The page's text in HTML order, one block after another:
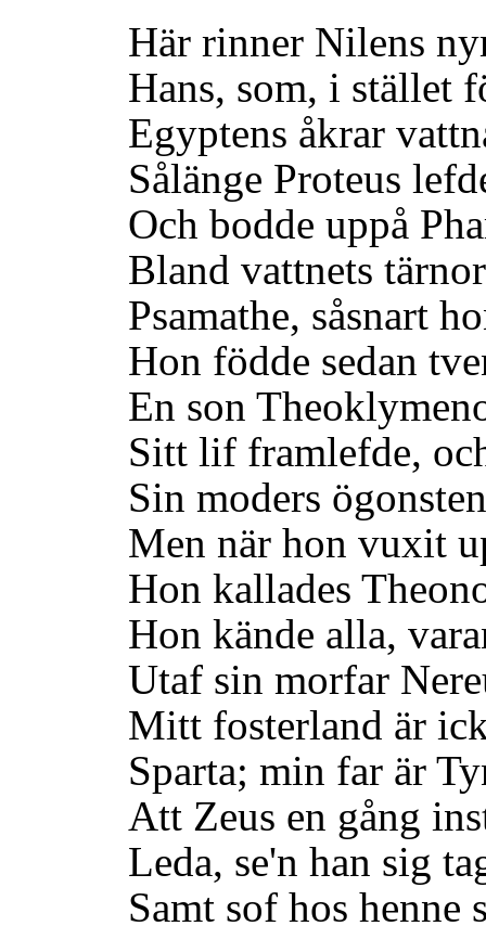
Här rinner Nilens
Hans, som, i stället
Egyptens åkrar
Sålänge Proteus
Och bodde uppå
Bland vattnets
Psamathe, såsnart
Hon födde sedan
En son
Sitt lif framlefde,
Sin moders
Men när hon vuxit
Hon kallades
Hon kände alla,
Utaf sin morfar
Mitt fosterland är
Sparta; min far är
Att Zeus en gång
Leda, se'n han sig
Samt sof hos henne